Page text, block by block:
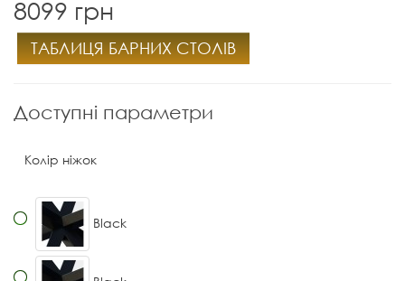
8099 грн
ТАБЛИЦЯ БАРНИХ СТОЛІВ
Доступні параметри
Колір ніжок
Black